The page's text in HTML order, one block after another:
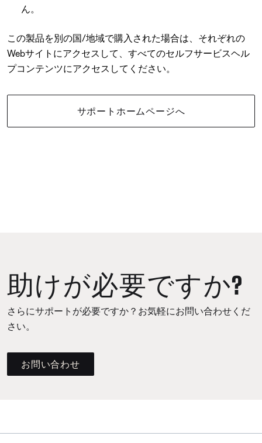
ん。
この製品を別の国/地域で購入された場合は、それぞれの
Webサイトにアクセスして、すべてのセルフサービスヘル
プコンテンツにアクセスしてください。
サポートホームページへ
助けが必要ですか?
さらにサポートが必要ですか？お気軽にお問い合わせくだ
さい。
お問い合わせ